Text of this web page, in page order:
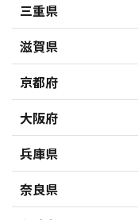
三重県
滋賀県
京都府
大阪府
兵庫県
奈良県